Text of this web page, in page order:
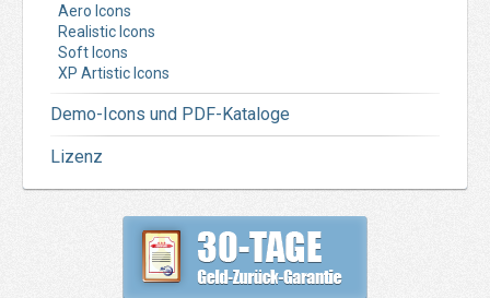
Aero Icons
Realistic Icons
Soft Icons
XP Artistic Icons
Demo-Icons und PDF-Kataloge
Lizenz